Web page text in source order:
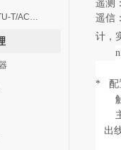
AGP/ARTU-T/ACM/ADDC
遥测
遥信
计，
* 配
出